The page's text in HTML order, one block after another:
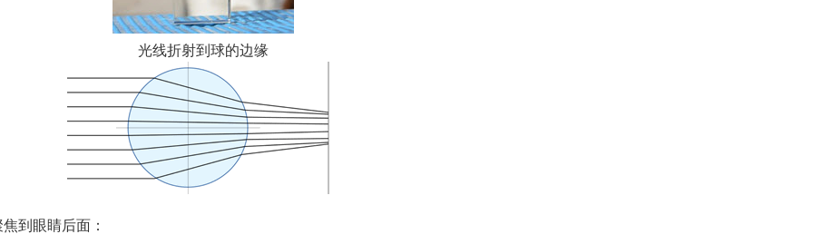
光线折射到球的边缘
到眼睛后面：